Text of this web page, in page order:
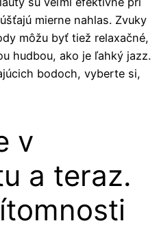
mierne nahlas. Zvuky
môžu byť tiež relaxačné,
hudbou, ako je ľahký jazz.
bodoch, vyberte si,
v
a teraz.